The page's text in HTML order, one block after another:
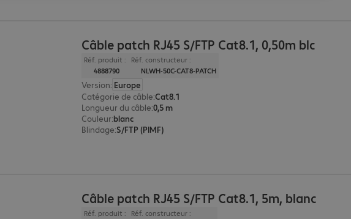
Câble patch RJ45 S/FTP Cat8.1, 0,50m blc
Réf. produit :
4888790
Réf. constructeur :
NLWH-50C-CAT8-PATCH
Version: Europe
Catégorie de câble:Cat8.1
Longueur du câble:0,5 m
Couleur:blanc
Blindage:S/FTP (PIMF)
Câble patch RJ45 S/FTP Cat8.1, 5m, blanc
Réf. produit :
Réf. constructeur :